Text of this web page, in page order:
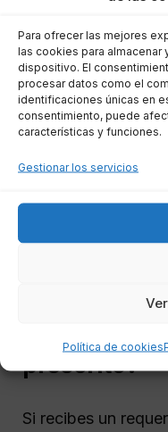
Para ofrecer las mejores
las cookies para almacenar
dispositivo. El
procesar datos como el
identificaciones únicas en
consentimiento, puede
características y funciones.
Gestionar los servicios
Política de cookies
STS 406/
que las
de contratos
años desde
STS 29/
Establece
deuda
no desde la
¿Qué
deudor si
prescrito?
Si recibes un